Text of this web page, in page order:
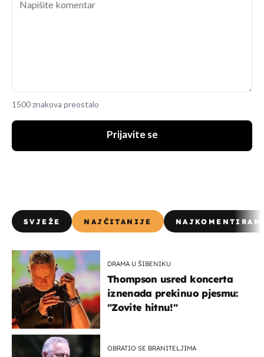
1500 znakova preostalo
Prijavite se
SVJEŽE NAJČITANIJE
DRAMA U ŠIBENIKU
Thompson usred koncerta
iznenada prekinuo pjesmu:
"Zovite hitnu!"
OBRATIO SE BRANITELJIMA